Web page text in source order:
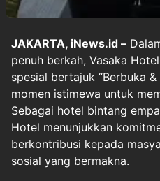
JAKARTA, iNews.id –
penuh berkah, Vasaka
spesial bertajuk “Berbuka
momen istimewa untuk
Sebagai hotel bintang
Hotel menunjukkan
berkontribusi kepada
sosial yang bermakna.